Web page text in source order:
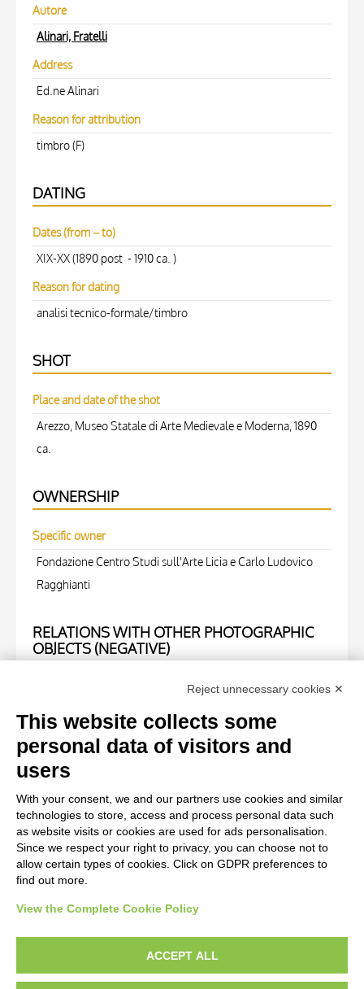
Autore
Alinari, Fratelli
Address
Ed.ne Alinari
Reason for attribution
timbro (F)
DATING
Dates (from – to)
XIX-XX (1890 post - 1910 ca. )
Reason for dating
analisi tecnico-formale/timbro
SHOT
Place and date of the shot
Arezzo, Museo Statale di Arte Medievale e Moderna, 1890
ca.
OWNERSHIP
Specific owner
Fondazione Centro Studi sull'Arte Licia e Carlo Ludovico
Ragghianti
RELATIONS WITH OTHER PHOTOGRAPHIC
OBJECTS (NEGATIVE)
9744
Work of art Entry
Anonimo sec. XIV, Madonna con Bambino che tiene in
mano un uccello
diritto d’autore, legge 22 aprile 1941 n. 633. I diritti degli autori, degli artisti e
dei fotografi che hanno realizzato le opere e le immagini, degli enti e delle
Reject unnecessary cookies ✕
This website collects some
personal data of visitors and
users
With your consent, we and our partners use cookies and similar
technologies to store, access and process personal data such
as website visits or cookies are used for ads personalisation.
Since we respect your right to privacy, you can choose not to
allow certain types of cookies. Click on GDPR preferences to
find out more.
View the Complete Cookie Policy
ACCEPT ALL